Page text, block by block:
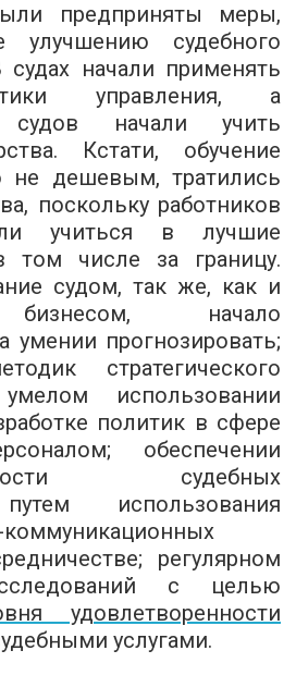
предприняты меры,
улучшению судебного
начали применять
управления, а
судов начали учить
Кстати, обучение
не дешевым, тратились
поскольку работников
учиться в лучшие
том числе за границу.
судом, так же, как и
бизнесом, начало
умении прогнозировать;
стратегического
использовании
политик в сфере
обеспечении
судебных
использования
регулярном
с целью
удовлетворенности
услугами.